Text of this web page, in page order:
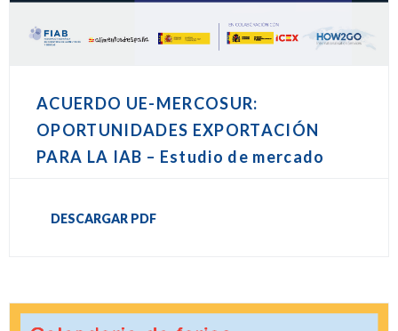
ACUERDO UE-MERCOSUR:
OPORTUNIDADES EXPORTACIÓN
PARA LA IAB – Estudio de mercado
DESCARGAR PDF